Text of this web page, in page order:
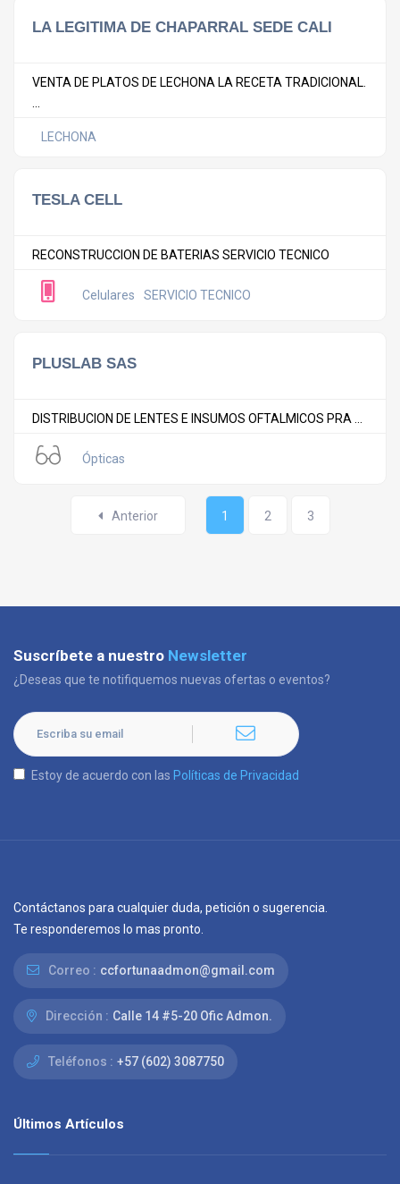
LA LEGITIMA DE CHAPARRAL SEDE CALI
VENTA DE PLATOS DE LECHONA LA RECETA TRADICIONAL.
LECHONA
TESLA CELL
RECONSTRUCCION DE BATERIAS SERVICIO TECNICO
Celulares SERVICIO TECNICO
PLUSLAB SAS
DISTRIBUCION DE LENTES E INSUMOS OFTALMICOS PRA ...
Ópticas
Anterior 1 2 3
Suscríbete a nuestro Newsletter
¿Deseas que te notifiquemos nuevas ofertas o eventos?
Estoy de acuerdo con las Políticas de Privacidad
Contáctanos para cualquier duda, petición o sugerencia.
Te responderemos lo mas pronto.
Correo : ccfortunaadmon@gmail.com
Dirección : Calle 14 #5-20 Ofic Admon.
Teléfonos : +57 (602) 3087750
Últimos Artículos